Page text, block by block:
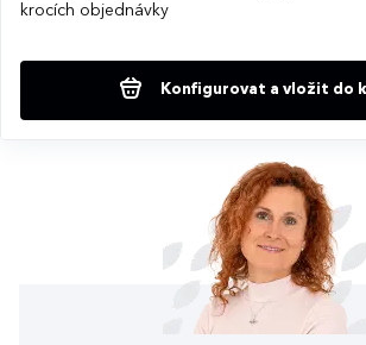
krocích objednávky
Konfigurovat a vložit do